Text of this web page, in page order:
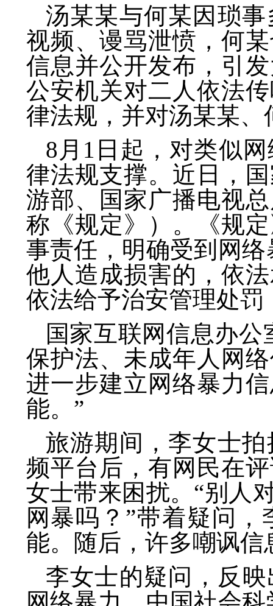
汤某某与何某因琐
视频、谩骂泄愤，何
信息并公开发布，引
公安机关对二人依法
律法规，并对汤某某
8月1日起，对类似
律法规支撑。近日，
游部、国家广播电视
称《规定》）。《规
事责任，明确受到网
他人造成损害的，依
依法给予治安管理处
国家互联网信息办
保护法、未成年人网
进一步建立网络暴力
能。”
旅游期间，李女士
频平台后，有网民在
女士带来困扰。“别人
网暴吗？”带着疑问
能。随后，许多嘲讽信
李女士的疑问，反